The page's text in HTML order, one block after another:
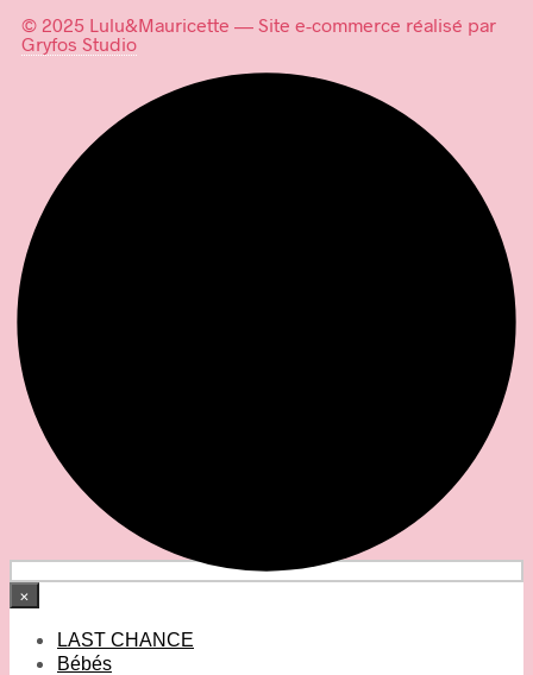
© 2025 Lulu&Mauricette — Site e-commerce réalisé par
Gryfos Studio
×
LAST CHANCE
Bébés